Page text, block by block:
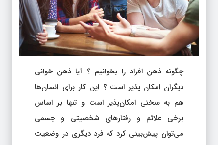
چگونه ذهن افراد را بخوانیم ؟ آیا ذهن خوانی
دیگران امکان پذیر است ؟ این کار برای انسان‌ها
هم به سختی امکان‌پذیر است و تنها بر اساس
برخی علائم و رفتارهای شخصیتی و جسمی
می‌توان پیش‌بینی کرد که فرد دیگری در وضعیت